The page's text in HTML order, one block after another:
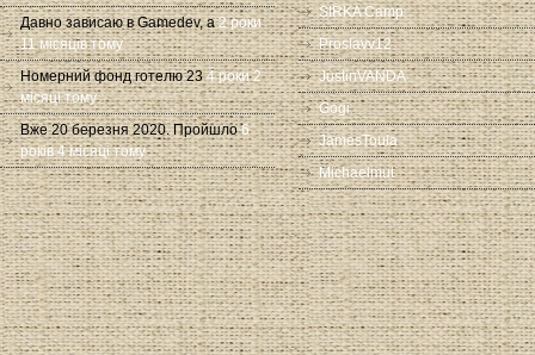
Давно зависаю в Gamedev, а 2 роки
11 місяців тому
Номерний фонд готелю 23 4 роки 2
місяці тому
Вже 20 березня 2020. Пройшло 6
років 4 місяці тому
SIRKA Camp
Proslavv12
JustinVANDA
Gogi
JamesToula
Michaelmut